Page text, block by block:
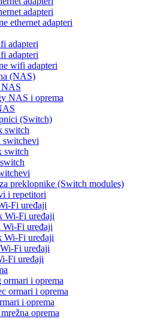
adapteri
ethernet adapteri
adapteri
adapteri
wifi adapteri
(NAS)
NAS
NAS i oprema
(Switch)
switch
switch
preklopnike (Switch modules)
i repetitori
Fi uređaji
Wi-Fi uređaji
Fi uređaji
Wi-Fi uređaji
Fi uređaji
Fi uređaji
ormari i oprema
ormari i oprema
i oprema
oprema